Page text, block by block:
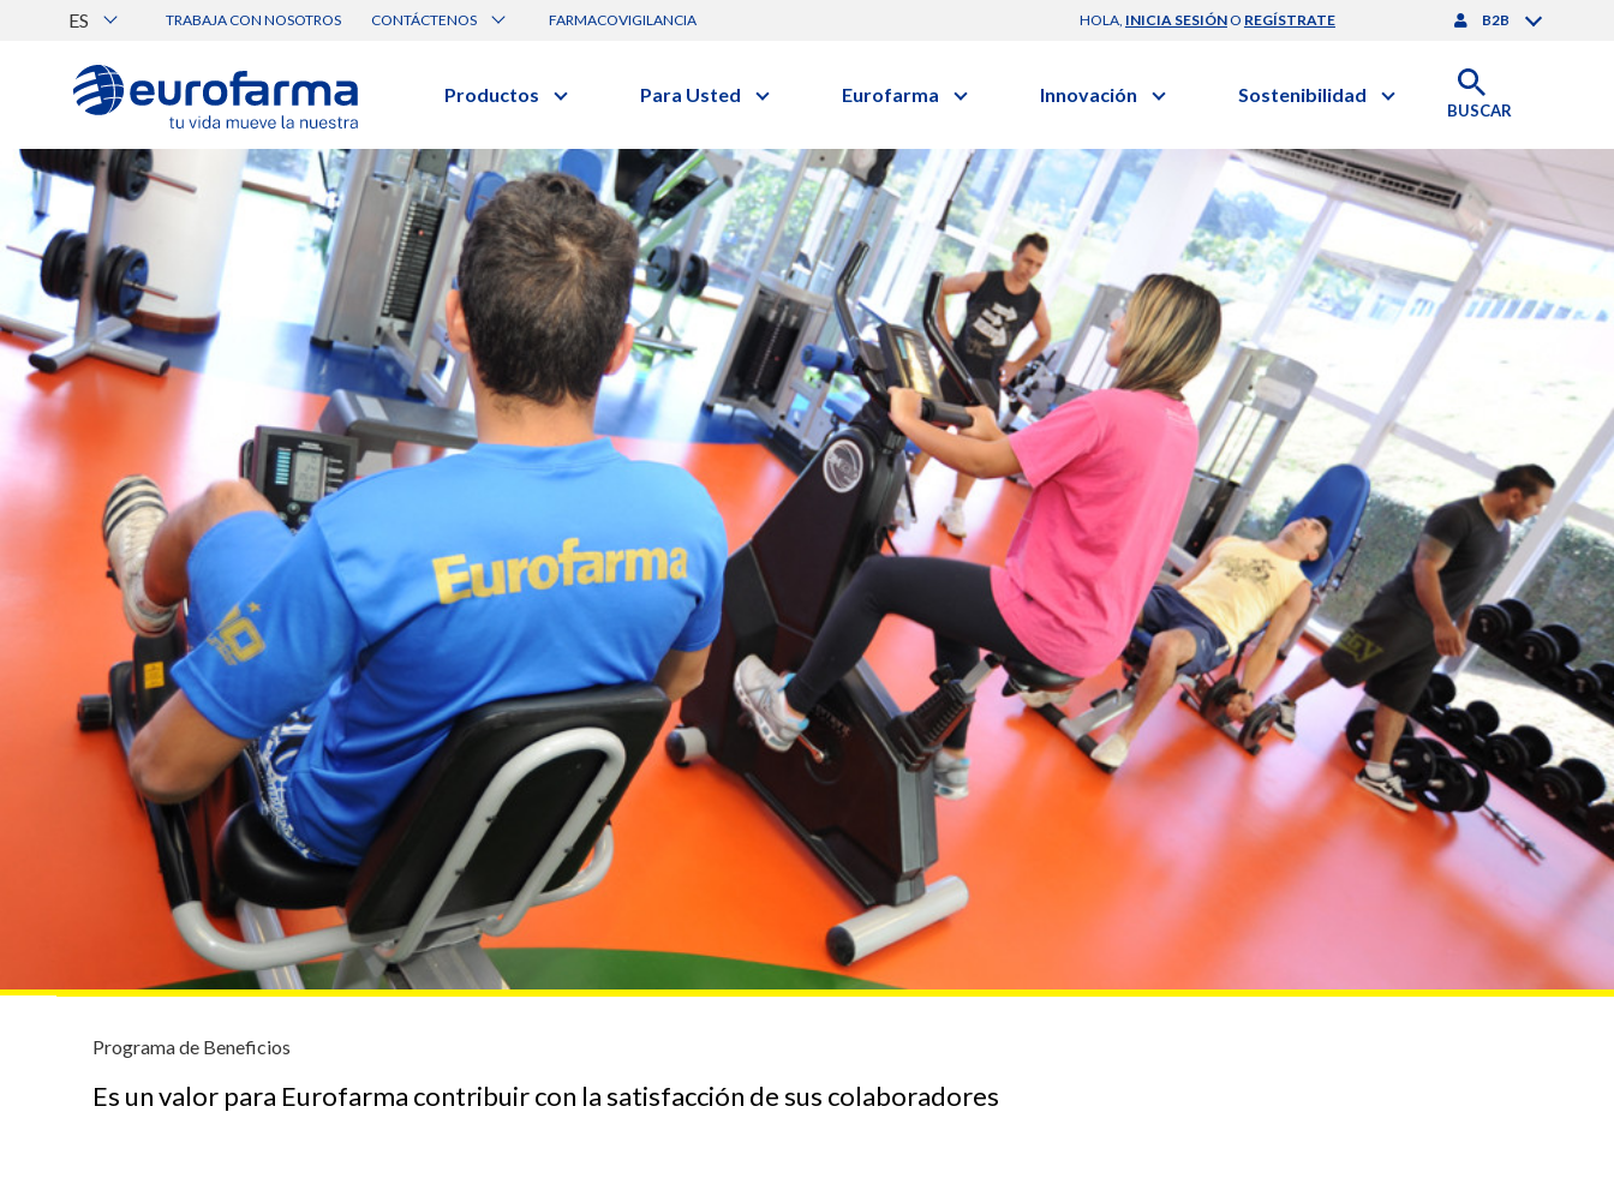
ES TRABAJA CON NOSOTROS CONTÁCTENOS
Canal de Ética Eurofarma
FARMACOVIGILANCIA HOLA, INICIA SESIÓNO REGÍSTRATE B2B
Productos
BUSCAR PRODUCTOS
Búsqueda por nombre, principio activo o clase terapéutica.
Ver todos los productos
BUSCAR POR CATEGORÍA
Prescripción
Médica
Para Usted
Diccionario de Salud
Eurofarma
Actuación
Trabaje Con Nosotros
Certificaciones
Comunicados
Premios y Reconocimientos
Programa de Visitas
Dónde Estamos
Sala de prensa
Innovación
Nuevos Negocios
Investigación Clínica
Investigación y Desarrollo
Profesionales de Salud | EurON Pro
Sostenibilidad
Gobierno Corporativo
Informe de Sostenibilidad
Responsabilidad Compartida
Balance Financiero
BUSCAR
Programa de Beneficios
Es un valor para Eurofarma contribuir con la satisfacción de sus colaboradores